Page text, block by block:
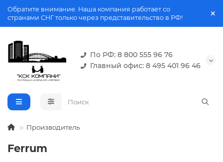
Обратите внимание. Наша компания работает со
странами СНГ только через представительство в РФ!
По РФ: 8 800 555 96 76
Главный офис: 8 495 401 96 46
Производитель
Ferrum